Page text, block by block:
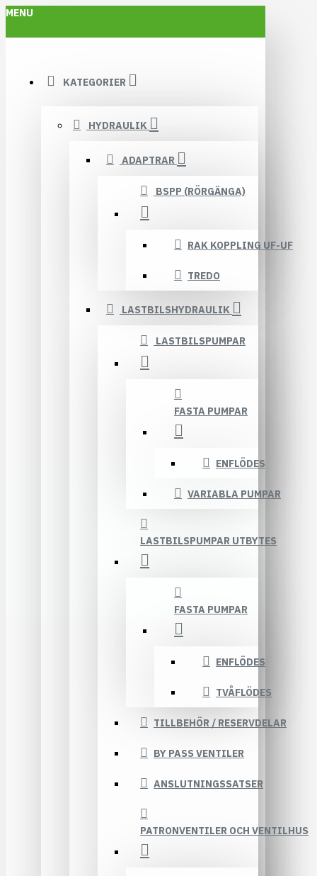
MENU
KATEGORIER
HYDRAULIK
ADAPTRAR
BSPP (RÖRGÄNGA)
RAK KOPPLING UF-UF
TREDO
LASTBILSHYDRAULIK
LASTBILSPUMPAR
FASTA PUMPAR
ENFLÖDES
VARIABLA PUMPAR
LASTBILSPUMPAR UTBYTES
FASTA PUMPAR
ENFLÖDES
TVÅFLÖDES
TILLBEHÖR / RESERVDELAR
BY PASS VENTILER
ANSLUTNINGSSATSER
PATRONVENTILER OCH VENTILHUS